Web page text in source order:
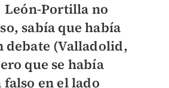
León-Portilla no
sabía que había
debate (Valladolid,
que se había
en el lado